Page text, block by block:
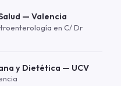
— Valencia
en C/ Dr
y Dietética — UCV